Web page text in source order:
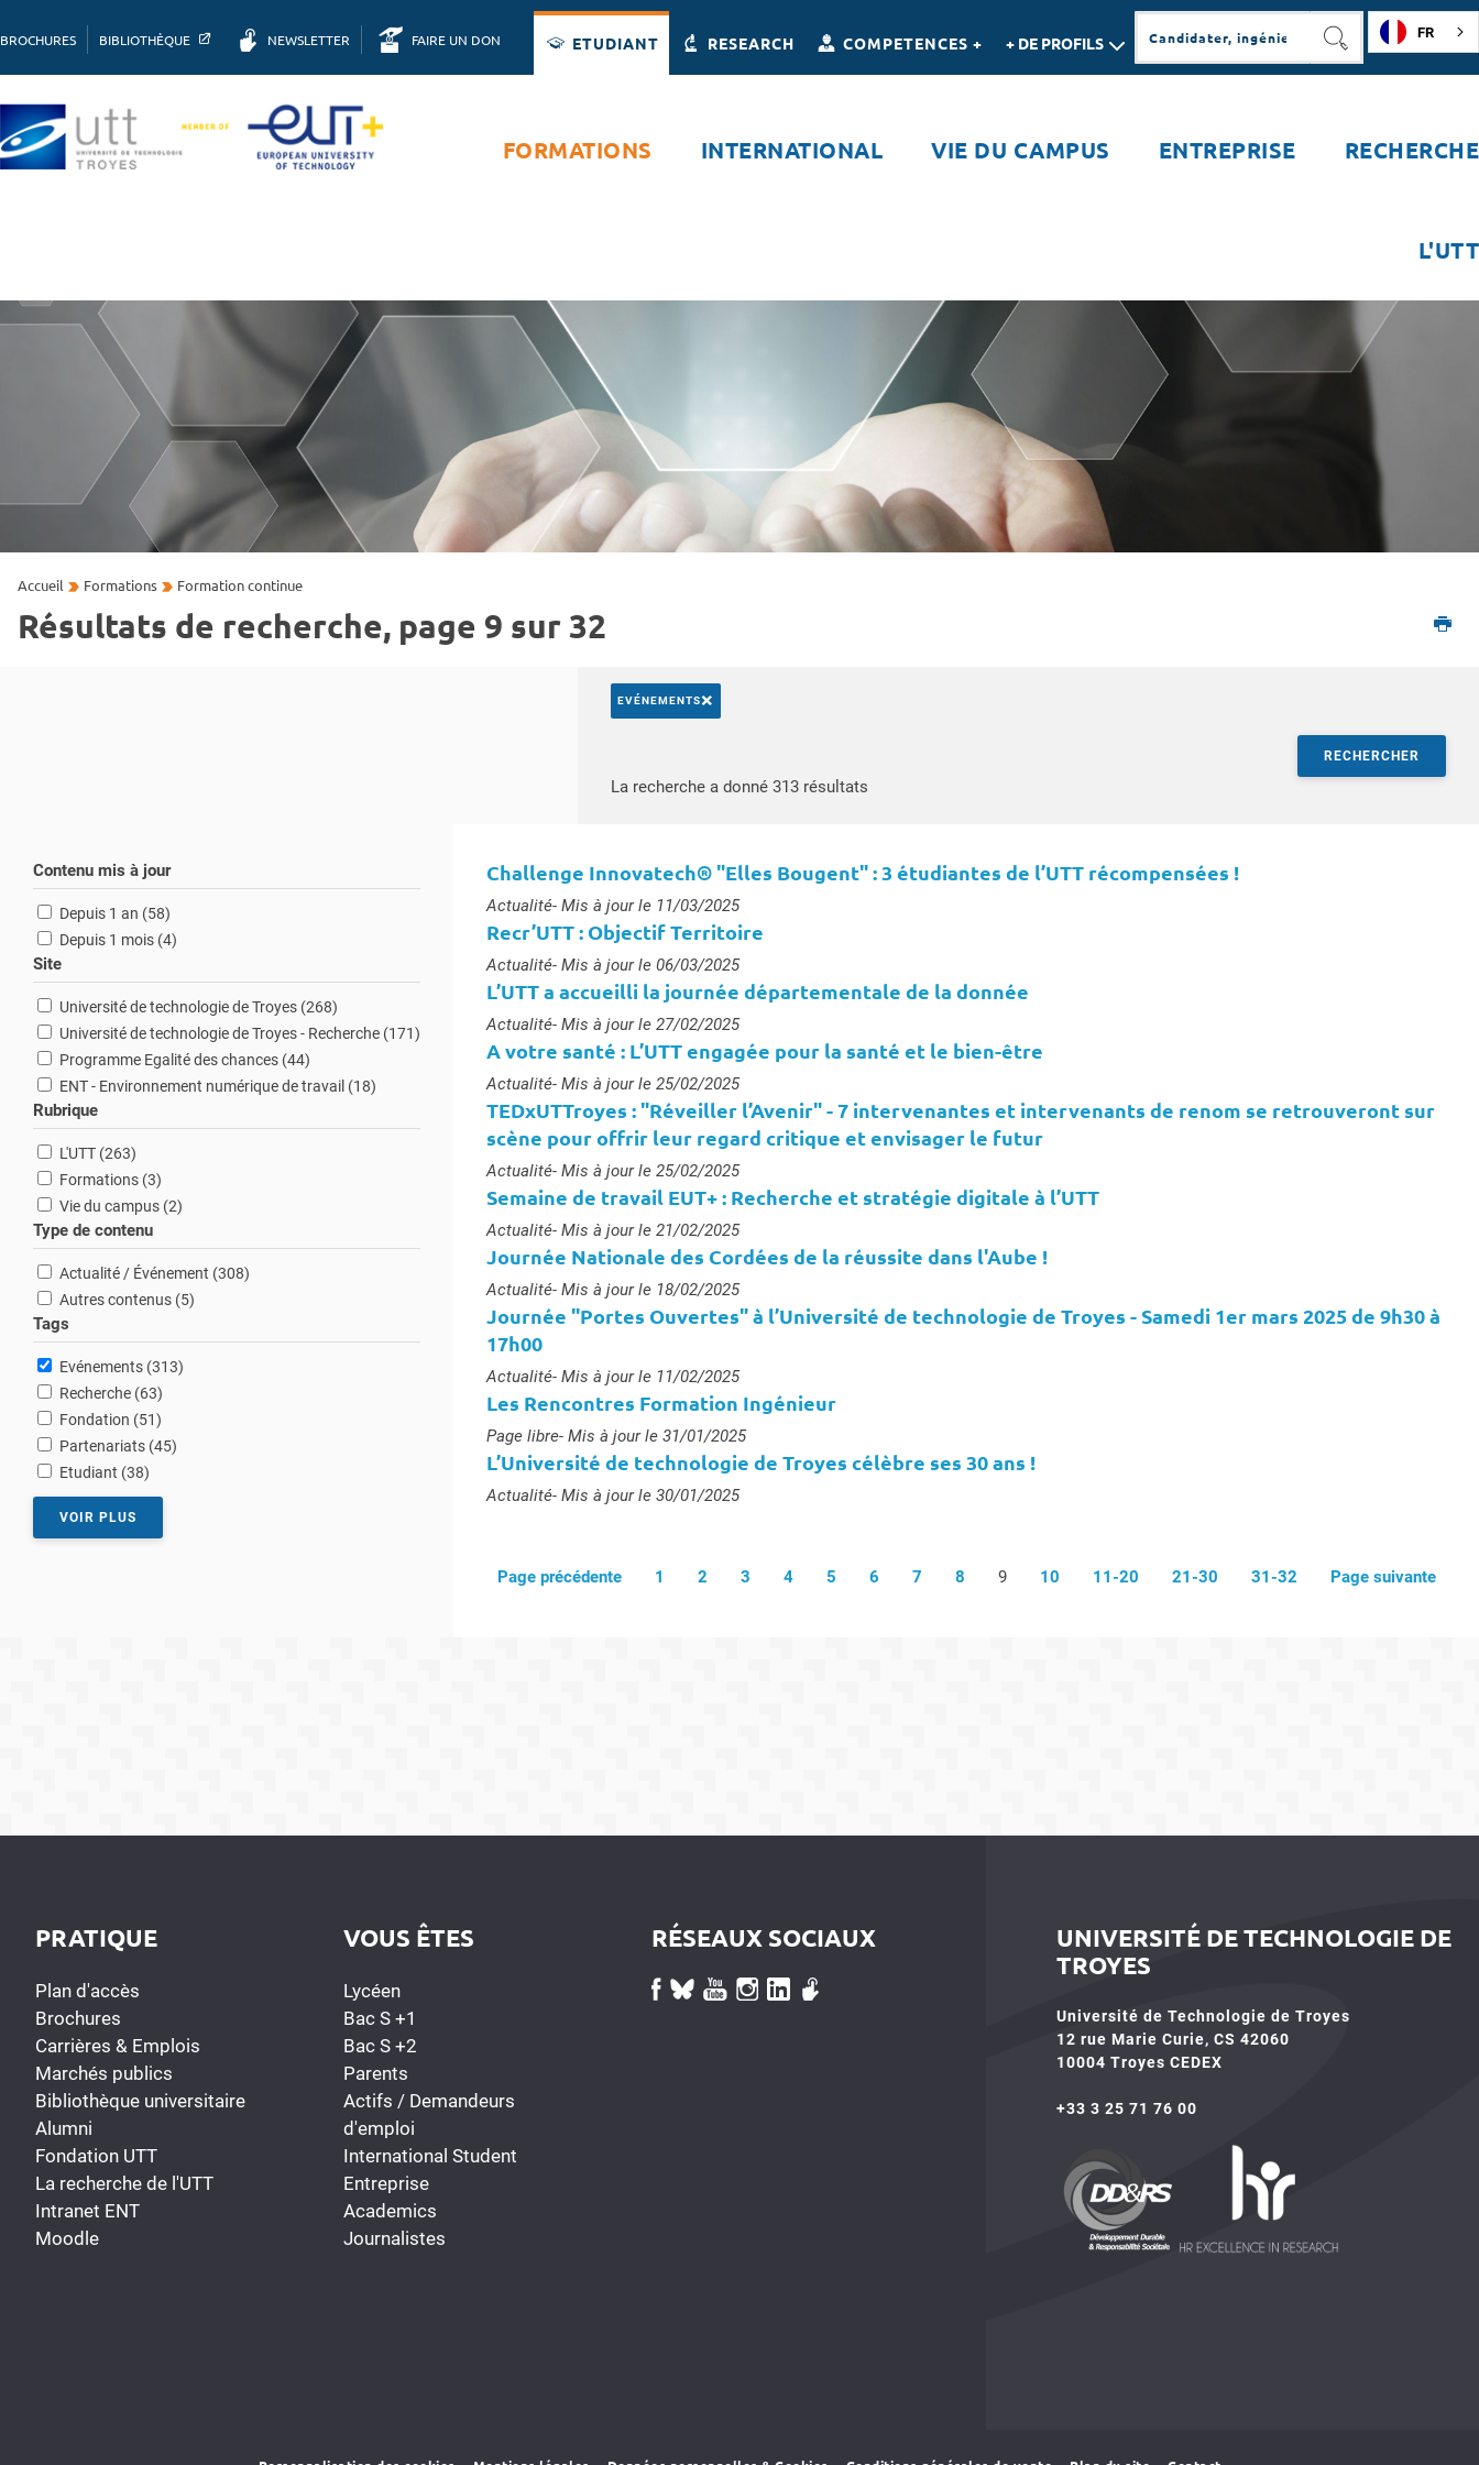
BROCHURES BIBLIOTHÈQUE NEWSLETTER FAIRE UN DON ETUDIANT RESEARCH COMPETENCES + + DE PROFILS
RECHERCHER
FR
FORMATIONS INTERNATIONAL VIE DU CAMPUS ENTREPRISE RECHERCHE
L'UTT
Accueil Formations Formation continue
Résultats de recherche, page 9 sur 32
EVÉNEMENTS×
RECHERCHER
La recherche a donné 313 résultats
Contenu mis à jour
Depuis 1 an (58résultats
)
Depuis 1 mois (4résultats
)
Site
Université de technologie de Troyes (268résultats
)
Université de technologie de Troyes - Recherche (171résultats
)
Programme Egalité des chances (44résultats
)
ENT - Environnement numérique de travail (18résultats
)
Rubrique
L'UTT (263résultats
)
Formations (3résultats
)
Vie du campus (2résultats
)
Type de contenu
Actualité / Événement (308résultats
)
Autres contenus (5résultats
)
Tags
Evénements (313résultats
)
Recherche (63résultats
)
Fondation (51résultats
)
Partenariats (45résultats
)
Etudiant (38résultats
)
VOIR PLUS
Challenge Innovatech® "Elles Bougent" : 3 étudiantes de l’UTT récompensées !
Type :
Actualité- Mis à jour le 11/03/2025
Recr’UTT : Objectif Territoire
Type :
Actualité- Mis à jour le 06/03/2025
L’UTT a accueilli la journée départementale de la donnée
Type :
Actualité- Mis à jour le 27/02/2025
A votre santé : L’UTT engagée pour la santé et le bien-être
Type :
Actualité- Mis à jour le 25/02/2025
TEDxUTTroyes : "Réveiller l’Avenir" - 7 intervenantes et intervenants de renom se retrouveront sur
scène pour offrir leur regard critique et envisager le futur
Type :
Actualité- Mis à jour le 25/02/2025
Semaine de travail EUT+ : Recherche et stratégie digitale à l’UTT
Type :
Actualité- Mis à jour le 21/02/2025
Journée Nationale des Cordées de la réussite dans l'Aube !
Type :
Actualité- Mis à jour le 18/02/2025
Journée "Portes Ouvertes" à l’Université de technologie de Troyes - Samedi 1er mars 2025 de 9h30 à
17h00
Type :
Actualité- Mis à jour le 11/02/2025
Les Rencontres Formation Ingénieur
Type :
Page libre- Mis à jour le 31/01/2025
L’Université de technologie de Troyes célèbre ses 30 ans !
Type :
Actualité- Mis à jour le 30/01/2025
Page précédente 1 2 3 4 5 6 7 8 9 10 11-20 21-30 31-32 Page suivante
PRATIQUE
Plan d'accès
Brochures
Carrières & Emplois
Marchés publics
Bibliothèque universitaire
Alumni
Fondation UTT
La recherche de l'UTT
Intranet ENT
Moodle
VOUS ÊTES
Lycéen
Bac S +1
Bac S +2
Parents
Actifs / Demandeurs
d'emploi
International Student
Entreprise
Academics
Journalistes
RÉSEAUX SOCIAUX
UNIVERSITÉ DE TECHNOLOGIE DE
TROYES
Université de Technologie de Troyes
12 rue Marie Curie, CS 42060
10004 Troyes CEDEX
+33 3 25 71 76 00